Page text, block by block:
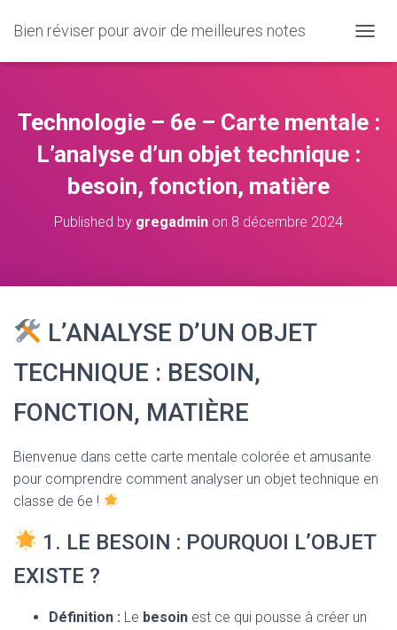
Bien réviser pour avoir de meilleures notes
U
R
Technologie – 6e – Carte mentale :
L’analyse d’un objet technique :
besoin, fonction, matière
Published by gregadmin on 8 décembre 2024
L’ANALYSE D’UN OBJET
TECHNIQUE : BESOIN,
FONCTION, MATIÈRE
Bienvenue dans cette carte mentale colorée et amusante
pour comprendre comment analyser un objet technique en
classe de 6e !
1. LE BESOIN : POURQUOI L’OBJET
EXISTE ?
Définition : Le besoin est ce qui pousse à créer un